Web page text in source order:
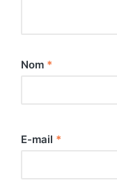
Nom *
E-mail *